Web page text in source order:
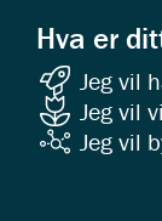
Hva er
Jeg vil
Jeg vil
Jeg vil